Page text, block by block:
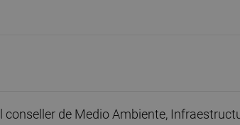
conseller de Medio Ambiente,